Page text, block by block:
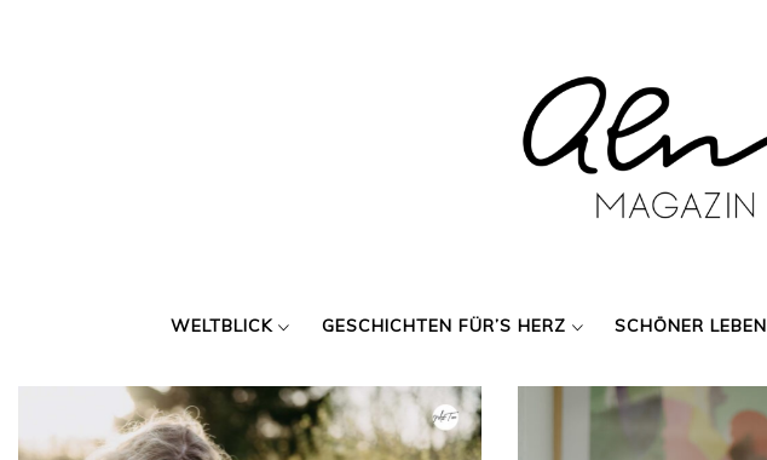
WELTBLICK GESCHICHTEN FÜR’S HERZ SCHÖNER LEBEN